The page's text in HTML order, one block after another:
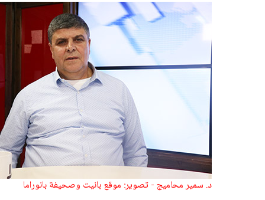
د. سمير محاميج - تصوير: موقع بانيت وصحيفة بانوراما